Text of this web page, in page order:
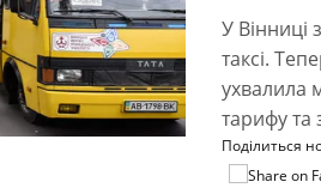
У Вінниці
таксі.
ухвалила
тарифу та
Поділиться